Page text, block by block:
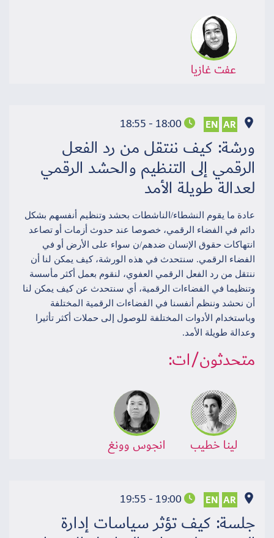
عفت غازيا
AR
EN
18:00 - 18:55
ورشة: كيف ننتقل من رد الفعل
الرقمي إلى التنظيم والحشد الرقمي
لعدالة طويلة الأمد
عادة ما يقوم النشطاء/الناشطات بحشد وتنظيم أنفسهم بشكل
دائم في الفضاء الرقمي، خصوصا عند حدوث أزمات أو تصاعد
انتهاكات حقوق الإنسان ضدهم/ن سواء على الأرض أو في
الفضاء الرقمي. سنتحدث في هذه الورشة، كيف يمكن لنا أن
ننتقل من رد الفعل الرقمي العفوي، لنقوم بعمل أكثر مأسسة
وتنظيما في الفضاءات الرقمية، أي سنتحدث عن كيف يمكن لنا
أن نحشد وننظم أنفسنا في الفضاءات الرقمية المختلفة
وباستخدام الأدوات المختلفة للوصول إلى حملات أكثر تأثيرا
وعدالة طويلة الأمد.
متحدثون/ات:
لينا خطيب انجوس وونغ
AR
EN
19:00 - 19:55
جلسة: كيف تؤثر سياسات إدارة